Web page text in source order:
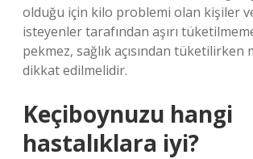
olduğu için kilo problemi olan kişiler
isteyenler tarafından aşırı
pekmez, sağlık açısından tüketilirken
dikkat edilmelidir.
Keçiboynuzu hangi
hastalıklara iyi?